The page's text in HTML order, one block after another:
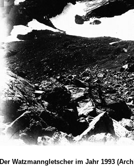
Der Watzmanngletscher im Jahr 1993